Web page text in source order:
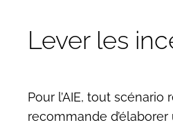
Lever les
Pour l’AIE, tout
recommande